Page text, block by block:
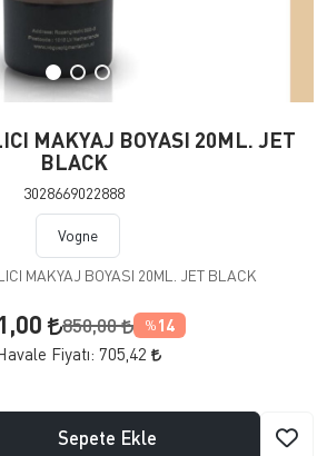
MAKYAJ BOYASI 20ML. JET
BLACK
3028669022888
Vogne
MAKYAJ BOYASI 20ML. JET BLACK
850,00 % 14
Fiyatı: 705,42
Sepete Ekle